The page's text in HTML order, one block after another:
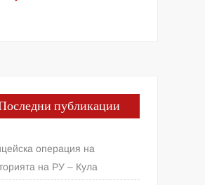
публикации
операция на
на РУ – Кула